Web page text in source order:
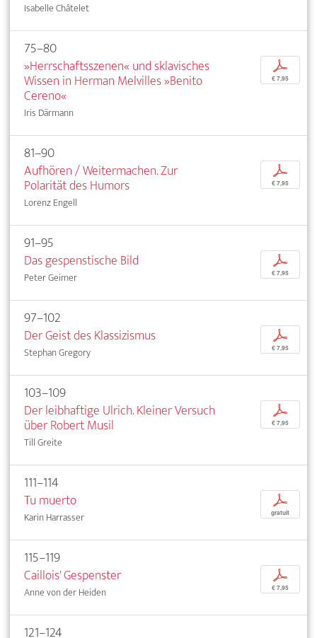
Isabelle Châtelet
75–80
»Herrschaftsszenen« und sklavisches
Wissen in Herman Melvilles »Benito
Cereno«
Iris Därmann
p
€ 7,95
81–90
Aufhören / Weitermachen. Zur
Polarität des Humors
Lorenz Engell
p
€ 7,95
91–95
Das gespenstische Bild
Peter Geimer
p
€ 7,95
97–102
Der Geist des Klassizismus
Stephan Gregory
p
€ 7,95
103–109
Der leibhaftige Ulrich. Kleiner Versuch
über Robert Musil
Till Greite
p
€ 7,95
111–114
Tu muerto
Karin Harrasser
p
gratuit
115–119
Caillois' Gespenster
Anne von der Heiden
p
€ 7,95
121–124